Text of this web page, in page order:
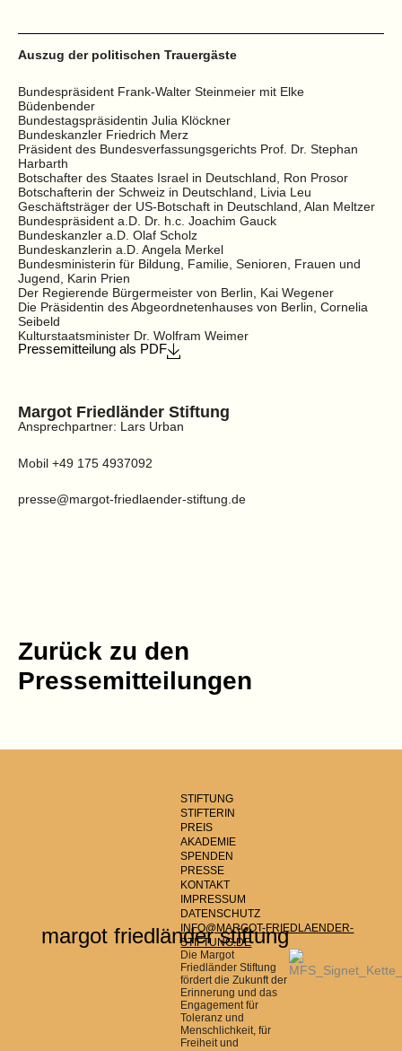
Auszug der politischen Trauergäste
Bundespräsident Frank-Walter Steinmeier mit Elke
Büdenbender
Bundestagspräsidentin Julia Klöckner
Bundeskanzler Friedrich Merz
Präsident des Bundesverfassungsgerichts Prof. Dr. Stephan
Harbarth
Botschafter des Staates Israel in Deutschland, Ron Prosor
Botschafterin der Schweiz in Deutschland, Livia Leu
Geschäftsträger der US-Botschaft in Deutschland, Alan Meltzer
Bundespräsident a.D. Dr. h.c. Joachim Gauck
Bundeskanzler a.D. Olaf Scholz
Bundeskanzlerin a.D. Angela Merkel
Bundesministerin für Bildung, Familie, Senioren, Frauen und
Jugend, Karin Prien
Der Regierende Bürgermeister von Berlin, Kai Wegener
Die Präsidentin des Abgeordnetenhauses von Berlin, Cornelia
Seibeld
Kulturstaatsminister Dr. Wolfram Weimer
Pressemitteilung als PDF
Margot Friedländer Stiftung
Ansprechpartner: Lars Urban
Mobil +49 175 4937092
presse@margot-friedlaender-stiftung.de
Zurück zu den
Pressemitteilungen
margot friedländer stiftung
STIFTUNG
STIFTERIN
PREIS
AKADEMIE
SPENDEN
PRESSE
KONTAKT
IMPRESSUM
DATENSCHUTZ
INFO@MARGOT-FRIEDLAENDER-
STIFTUNG.DE
Die Margot
Friedländer Stiftung
fördert die Zukunft der
Erinnerung und das
Engagement für
Toleranz und
Menschlichkeit, für
Freiheit und